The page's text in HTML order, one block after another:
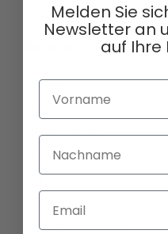
Über uns
Öffnungszeiten
Datenschutz
AGB
Cookie Einstellungen
Melden Sie
Newsletter an
auf Ihre
Vorname
Nachname
Email